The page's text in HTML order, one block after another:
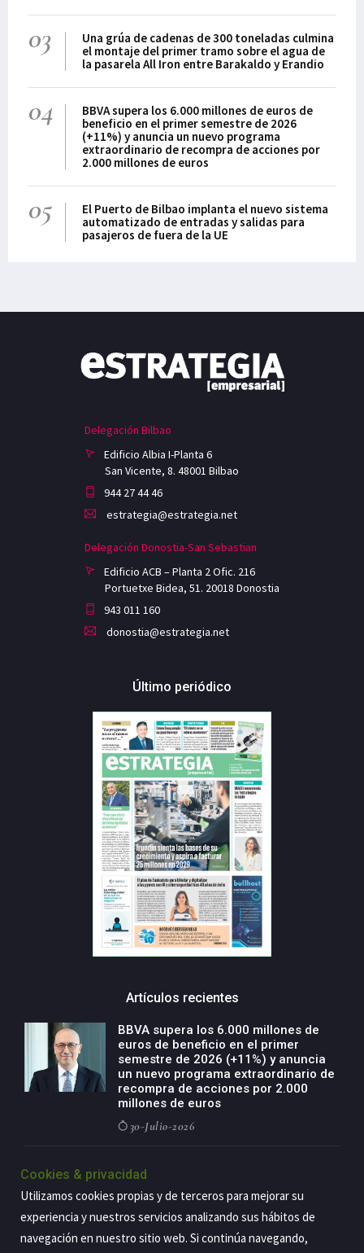
03
Una grúa de cadenas de 300 toneladas culmina
el montaje del primer tramo sobre el agua de
la pasarela All Iron entre Barakaldo y Erandio
04
BBVA supera los 6.000 millones de euros de
beneficio en el primer semestre de 2026
(+11%) y anuncia un nuevo programa
extraordinario de recompra de acciones por
2.000 millones de euros
05
El Puerto de Bilbao implanta el nuevo sistema
automatizado de entradas y salidas para
pasajeros de fuera de la UE
Delegación Bilbao
Edificio Albia I-Planta 6
San Vicente, 8. 48001 Bilbao
944 27 44 46
estrategia@estrategia.net
Delegación Donostia-San Sebastian
Edificio ACB – Planta 2 Ofic. 216
Portuetxe Bidea, 51. 20018 Donostia
943 011 160
donostia@estrategia.net
Último periódico
Artículos recientes
BBVA supera los 6.000 millones de
euros de beneficio en el primer
semestre de 2026 (+11%) y anuncia
un nuevo programa extraordinario de
recompra de acciones por 2.000
millones de euros
30-Julio-2026
BBVA acelera el crecimiento de su
negocio agro con un modelo global
de especialización presente en siete
29-Julio-2026
Cookies & privacidad
Utilizamos cookies propias y de terceros para mejorar su
experiencia y nuestros servicios analizando sus hábitos de
navegación en nuestro sitio web. Si continúa navegando,